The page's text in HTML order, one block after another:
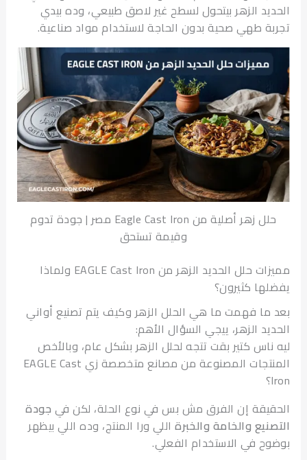
الزهر بيتحول لسطح غير لاصق طبيعي، وده بيدي
طهي صحية بدون الحاجة لاستخدام مواد صناعية.
حلل زهر أصلية من Eagle Cast Iron مصر | جودة تدوم
وقيمة تستحق
مميزات حلل الحديد الزهر من EAGLE Cast Iron ولماذا
كثيرون؟
فهمت ما هي الحلل الزهر وكيف يتم تصنيع أواني
الزهر، ييجي السؤال الأهم:
كتير بقت تتجه لحلل الزهر بشكل عام، وبالأخص
المنتجات المصنوعة من مصانع متخصصة زي EAGLE Cast
إن الفرق مش بس في نوع الحلة، لكن فيجودة
والخامة والخبرة اللي ورا المنتج، وده اللي بيظهر
في الاستخدام الفعلي.